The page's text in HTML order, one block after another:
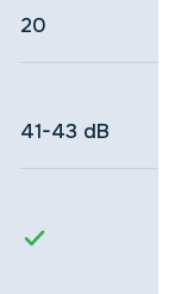
20
41-43 dB